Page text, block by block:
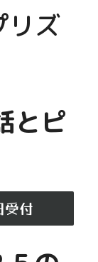
リズ
とピ
受付